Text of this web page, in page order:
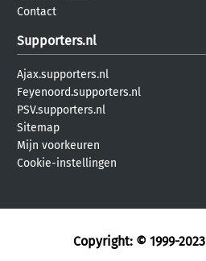
Contact
Supporters.nl
Ajax.supporters.nl
Feyenoord.supporters.nl
PSV.supporters.nl
Sitemap
Mijn voorkeuren
Cookie-instellingen
Copyright: © 1999-2023